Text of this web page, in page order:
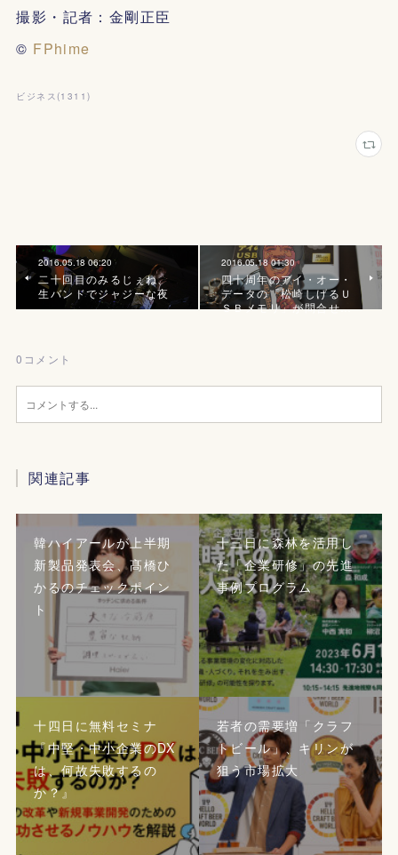
撮影・記者：金剛正臣
© FPhime
ビジネス (1311 )
2016.05.18 06:20
二十回目のみるじぇね、
生バンドでジャジーな夜
2016.05.18 01:30
四十周年のアイ・オー・
データの「松崎しげるＵ
ＳＢメモリ」が問合せ…
0 コメント
関連記事
韓ハイアールが上半期
新製品発表会、髙橋ひ
かるのチェックポイン
ト
十三日に森林を活用し
た「企業研修」の先進
事例プログラム
十四日に無料セミナ
『中堅・中小企業のDX
は、何故失敗するの
か？』
若者の需要増「クラフ
トビール」、キリンが
狙う市場拡大